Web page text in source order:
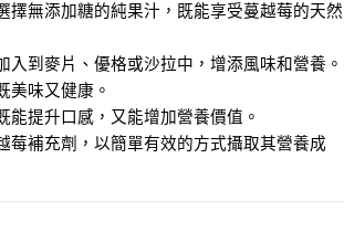
無添加糖的純果汁，既能享受蔓越莓的天然
到麥片、優格或沙拉中，增添風味和營養。
美味又健康。
提升口感，又能增加營養價值。
莓補充劑，以簡單有效的方式攝取其營養成